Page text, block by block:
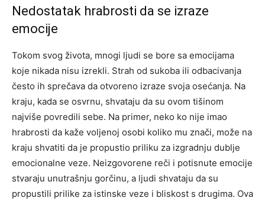
Nedostatak hrabrosti da se izraze
emocije
Tokom svog života, mnogi ljudi se bore sa emocijama
koje nikada nisu izrekli. Strah od sukoba ili odbacivanja
često ih sprečava da otvoreno izraze svoja osećanja. Na
kraju, kada se osvrnu, shvataju da su ovom tišinom
najviše povredili sebe. Na primer, neko ko nije imao
hrabrosti da kaže voljenoj osobi koliko mu znači, može na
kraju shvatiti da je propustio priliku za izgradnju dublje
emocionalne veze. Neizgovorene reči i potisnute emocije
stvaraju unutrašnju gorčinu, a ljudi shvataju da su
propustili prilike za istinske veze i bliskost s drugima. Ova